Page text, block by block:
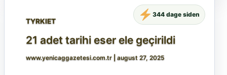
TYRKIET
21 adet tarihi eser ele geçirildi
www.yenicaggazetesi.com.tr august 27, 2025
344 dage siden